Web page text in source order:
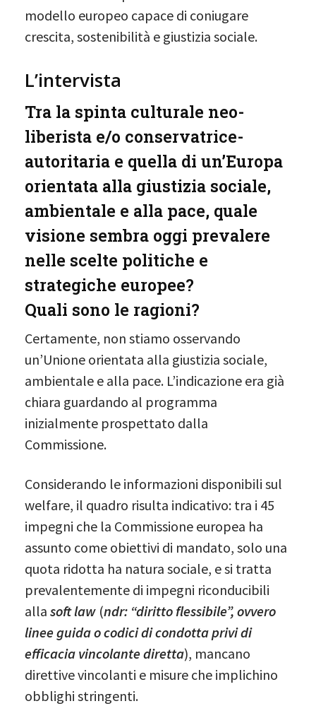
modello europeo capace di coniugare
crescita, sostenibilità e giustizia sociale.
L’intervista
Tra la spinta culturale neo-
liberista e/o conservatrice-
autoritaria e quella di un’Europa
orientata alla giustizia sociale,
ambientale e alla pace, quale
visione sembra oggi prevalere
nelle scelte politiche e
strategiche europee?
Quali sono le ragioni?
Certamente, non stiamo osservando
un’Unione orientata alla giustizia sociale,
ambientale e alla pace. L’indicazione era già
chiara guardando al programma
inizialmente prospettato dalla
Commissione.
Considerando le informazioni disponibili sul
welfare, il quadro risulta indicativo: tra i 45
impegni che la Commissione europea ha
assunto come obiettivi di mandato, solo una
quota ridotta ha natura sociale, e si tratta
prevalentemente di impegni riconducibili
alla soft law (ndr: “diritto flessibile”, ovvero
linee guida o codici di condotta privi di
efficacia vincolante diretta), mancano
direttive vincolanti e misure che implichino
obblighi stringenti.